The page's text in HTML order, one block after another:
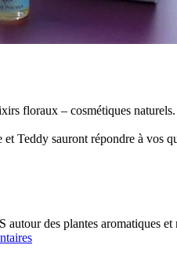
floraux – cosmétiques naturels.
Teddy sauront répondre à vos
des plantes aromatiques